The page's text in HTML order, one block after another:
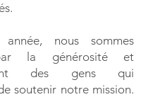
nous sommes
la générosité et
des gens qui
soutenir notre mission.